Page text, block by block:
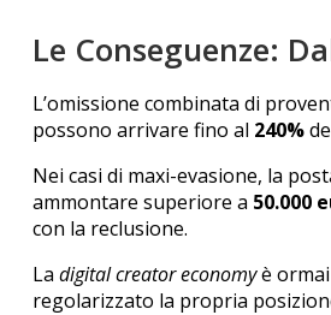
Le Conseguenze:
L’omissione combinata di
possono arrivare fino al 240%
Nei casi di maxi-evasione, la
ammontare superiore a 50.000
con la reclusione.
La digital creator economyè ormai
regolarizzato la propria